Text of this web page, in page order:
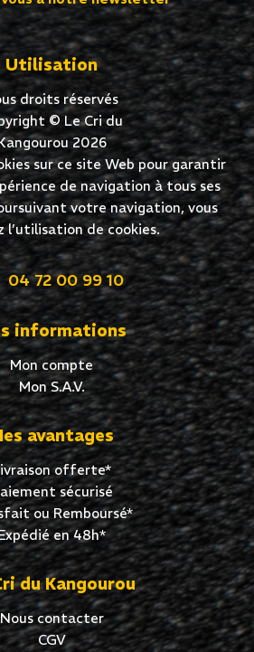
Utilisation
droits réservés
© Le Cri du
2026
sur ce site Web pour garantir
de navigation à tous ses
votre navigation, vous
l’utilisation de cookies.
04 72 00 99 10
informations
Mon compte
Mon S.A.V.
avantages
offerte*
sécurisé
ou Remboursé*
en 48h*
du Kangourou
Nous contacter
CGV